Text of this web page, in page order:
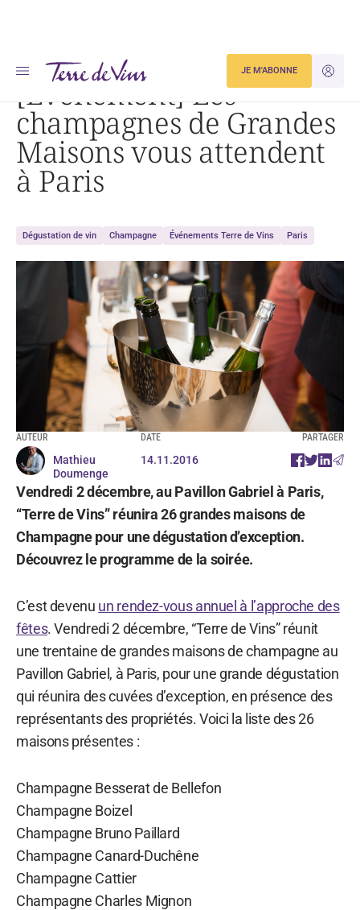
JE
JE M'ABONNE
Accueil [Événement] Les champagnes de Grandes Maisons vous attendent à Paris
[Événement] Les
champagnes de Grandes
Maisons vous attendent
à Paris
Dégustation de vin Champagne Événements Terre de Vins Paris
AUTEUR
Mathieu
Doumenge
DATE
14.11.2016
PARTAGER
Vendredi 2 décembre, au Pavillon Gabriel à Paris,
“Terre de Vins” réunira 26 grandes maisons de
Champagne pour une dégustation d’exception.
Découvrez le programme de la soirée.
C’est devenu un rendez-vous annuel à l’approche des
fêtes. Vendredi 2 décembre, “Terre de Vins” réunit
une trentaine de grandes maisons de champagne au
Pavillon Gabriel, à Paris, pour une grande dégustation
qui réunira des cuvées d’exception, en présence des
représentants des propriétés. Voici la liste des 26
maisons présentes :
Champagne Besserat de Bellefon
Champagne Boizel
Champagne Bruno Paillard
Champagne Canard-Duchêne
Champagne Cattier
Champagne Charles Mignon